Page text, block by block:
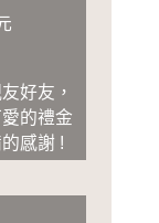
好友，
的禮金
感謝 !